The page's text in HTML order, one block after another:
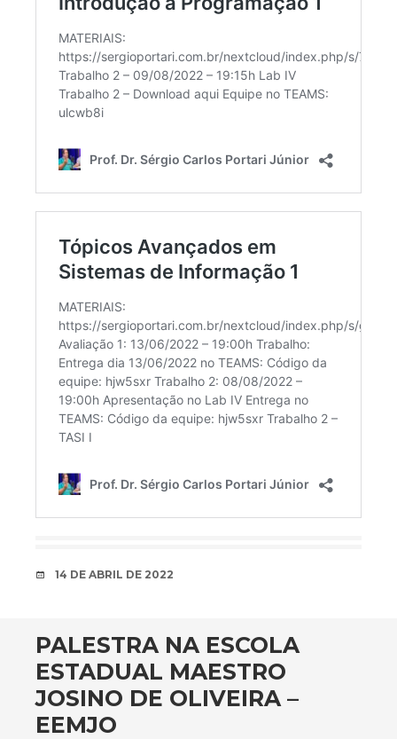
DATA
14 DE ABRIL DE 2022
PALESTRA NA ESCOLA
ESTADUAL MAESTRO
JOSINO DE OLIVEIRA –
EEMJO